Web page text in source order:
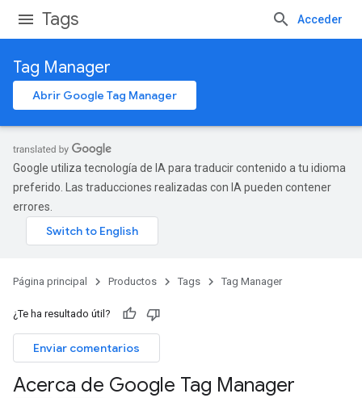
Tags Acceder
Tag Manager
Abrir Google Tag Manager
Google utiliza tecnología de IA para traducir contenido a tu idioma
preferido. Las traducciones realizadas con IA pueden contener
errores.
Página principal Productos Tags Tag Manager
¿Te ha resultado útil?
Enviar comentarios
Acerca de Google Tag Manager